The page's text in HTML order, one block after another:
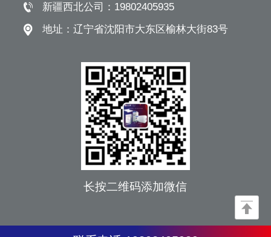
新疆西北公司： 19802405935
地址：辽宁省沈阳市大东区榆林大街83号
长按二维码添加微信